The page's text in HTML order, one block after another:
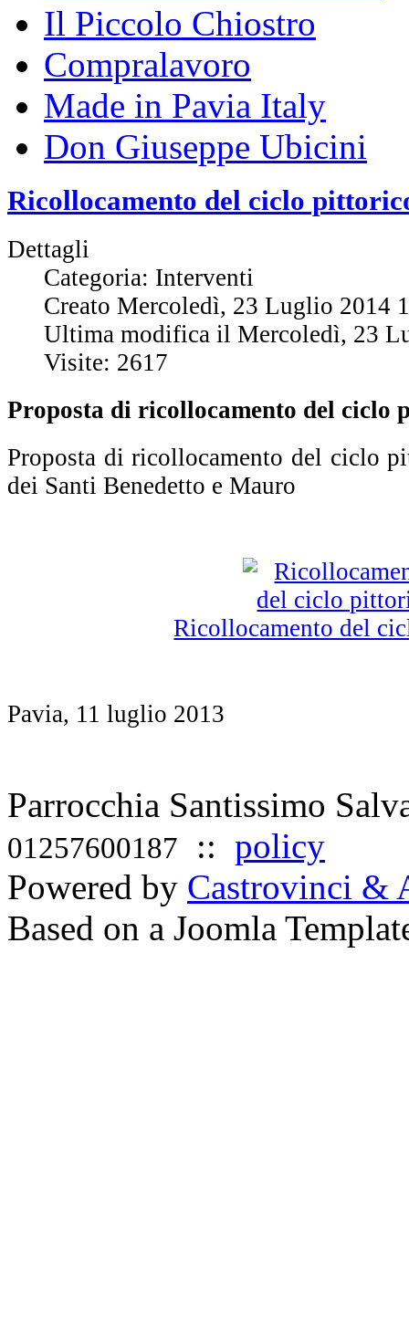
Il Piccolo Chiostro
Compralavoro
Made in Pavia Italy
Don Giuseppe Ubicini
Ricollocamento del ciclo
Dettagli
Categoria: Interventi
Creato Mercoledì, 23 Luglio 2014
Ultima modifica il Mercoledì, 23
Visite: 2617
Proposta di ricollocamento del ciclo
Proposta di ricollocamento del ciclo
dei Santi Benedetto e Mauro
Ricollocamento del
Pavia, 11 luglio 2013
Parrocchia Santissimo
01257600187 :: policy
Powered by Castrovinci &
Based on a Joomla